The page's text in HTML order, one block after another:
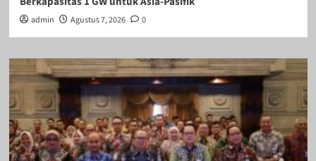
admin Agustus 7, 2026 0